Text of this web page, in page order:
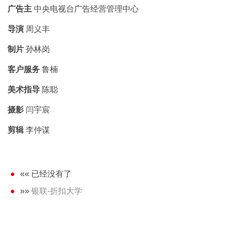
广告主 中央电视台广告经营管理中心
导演 周义丰
制片 孙林岗
客户服务 鲁楠
美术指导 陈聪
摄影 闫宇宸
剪辑李仲谋
«« 已经没有了
»» 银联-折扣大学